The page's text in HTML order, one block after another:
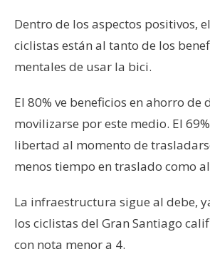
Dentro de los aspectos positivos,
ciclistas están al tanto de los
mentales de usar la bici.
El 80% ve beneficios en ahorro de
movilizarse por este medio. El
libertad al momento de
menos tiempo en traslado como
La infraestructura sigue al debe,
los ciclistas del Gran Santiago
con nota menor a 4.